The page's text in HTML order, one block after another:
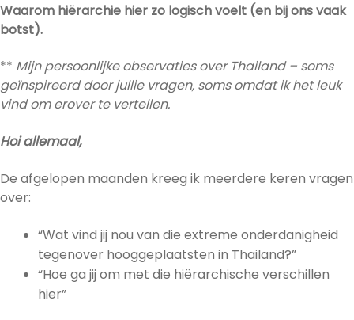
Waarom hiërarchie hier zo logisch voelt (en bij ons vaak
botst).
** Mijn persoonlijke observaties over Thailand – soms
geïnspireerd door jullie vragen, soms omdat ik het leuk
vind om erover te vertellen.
Hoi allemaal,
De afgelopen maanden kreeg ik meerdere keren vragen
over:
“Wat vind jij nou van die extreme onderdanigheid
tegenover hooggeplaatsten in Thailand?”
“Hoe ga jij om met die hiërarchische verschillen
hier”